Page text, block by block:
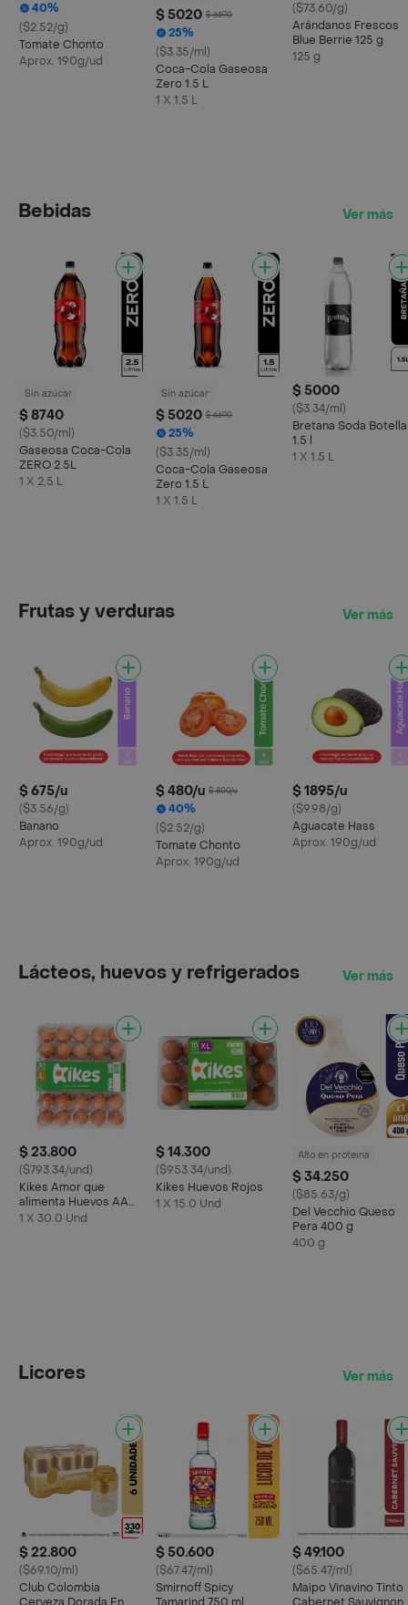
40%
($2.52/g)
Tomate Chonto
Aprox. 190g/ud
$ 5020 $ 6690
25%
($3.35/ml)
Coca-Cola Gaseosa
Zero 1.5 L
1 X 1.5 L
($73.60/g)
Arándanos Frescos
Blue Berrie 125 g
125 g
Bebidas Ver más
Sin azúcar
$ 8740
($3.50/ml)
Gaseosa Coca-Cola
ZERO 2.5L
1 X 2,5 L
Sin azúcar
$ 5020 $ 6690
25%
($3.35/ml)
Coca-Cola Gaseosa
Zero 1.5 L
1 X 1.5 L
$ 5000
($3.34/ml)
Bretana Soda Botella
1.5 l
1 X 1.5 L
Frutas y verduras Ver más
$ 675/u
($3.56/g)
Banano
Aprox. 190g/ud
$ 480/u $ 800/u
40%
($2.52/g)
Tomate Chonto
Aprox. 190g/ud
$ 1895/u
($9.98/g)
Aguacate Hass
Aprox. 190g/ud
Lácteos, huevos y refrigerados Ver más
$ 23.800
($793.34/und)
Kikes Amor que
alimenta Huevos AA
Rojos L
1 X 30.0 Und
$ 14.300
($953.34/und)
Kikes Huevos Rojos
1 X 15.0 Und
Alto en proteina
$ 34.250
($85.63/g)
Del Vecchio Queso
Pera 400 g
400 g
Licores Ver más
$ 22.800
($69.10/ml)
Club Colombia
$ 50.600
($67.47/ml)
Smirnoff Spicy
$ 49.100
($65.47/ml)
Maipo Vinavino Tinto